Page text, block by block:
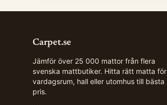
Carpet.se
Jämför över 25 000 mattor från flera
svenska mattbutiker. Hitta rätt matta för
vardagsrum, hall eller utomhus till bästa
pris.